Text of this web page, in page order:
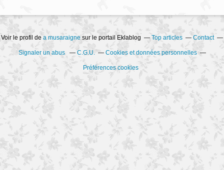
Voir le profil de a musaraigne sur le portail Eklablog Top articles Contact
Signaler un abus C.G.U. Cookies et données personnelles
Préférences cookies